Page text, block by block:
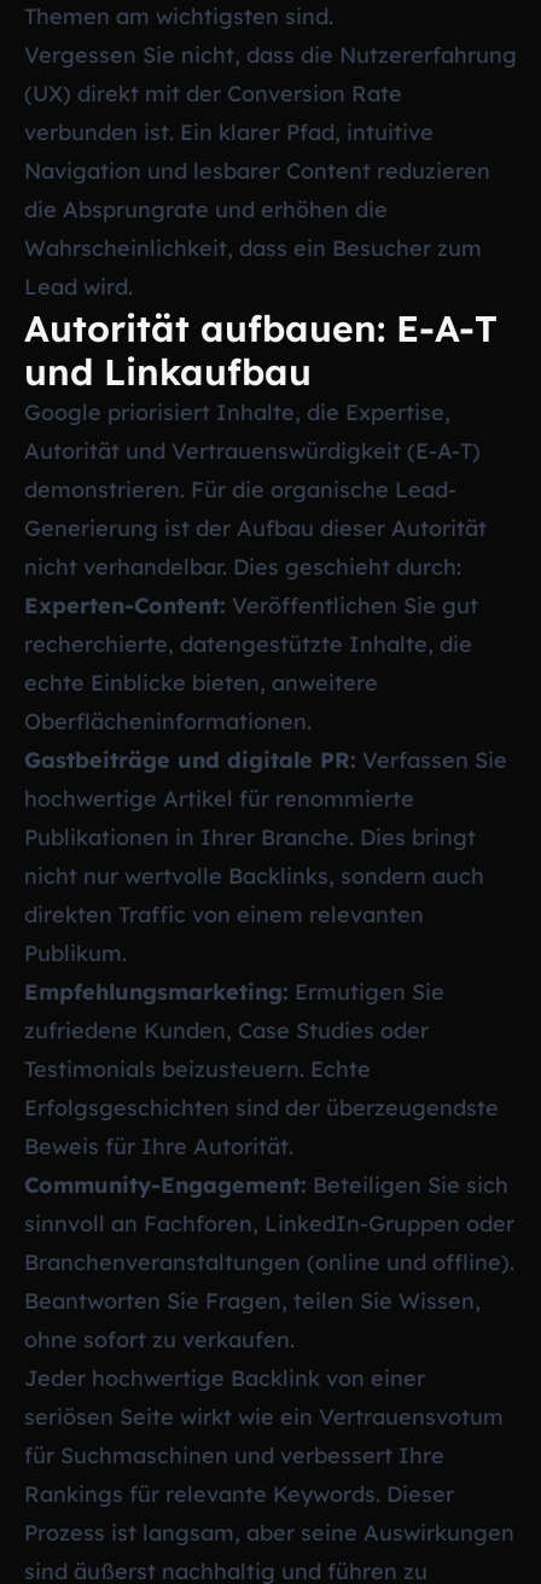
Themen am wichtigsten sind.
Vergessen Sie nicht, dass die Nutzererfahrung
(UX) direkt mit der Conversion Rate
verbunden ist. Ein klarer Pfad, intuitive
Navigation und lesbarer Content reduzieren
die Absprungrate und erhöhen die
Wahrscheinlichkeit, dass ein Besucher zum
Lead wird.
Autorität aufbauen: E-A-T
und Linkaufbau
Google priorisiert Inhalte, die Expertise,
Autorität und Vertrauenswürdigkeit (E-A-T)
demonstrieren. Für die organische Lead-
Generierung ist der Aufbau dieser Autorität
nicht verhandelbar. Dies geschieht durch:
Experten-Content: Veröffentlichen Sie gut
recherchierte, datengestützte Inhalte, die
echte Einblicke bieten, anweitere
Oberflächeninformationen.
Gastbeiträge und digitale PR: Verfassen Sie
hochwertige Artikel für renommierte
Publikationen in Ihrer Branche. Dies bringt
nicht nur wertvolle Backlinks, sondern auch
direkten Traffic von einem relevanten
Publikum.
Empfehlungsmarketing: Ermutigen Sie
zufriedene Kunden, Case Studies oder
Testimonials beizusteuern. Echte
Erfolgsgeschichten sind der überzeugendste
Beweis für Ihre Autorität.
Community-Engagement: Beteiligen Sie sich
sinnvoll an Fachforen, LinkedIn-Gruppen oder
Branchenveranstaltungen (online und offline).
Beantworten Sie Fragen, teilen Sie Wissen,
ohne sofort zu verkaufen.
Jeder hochwertige Backlink von einer
seriösen Seite wirkt wie ein Vertrauensvotum
für Suchmaschinen und verbessert Ihre
Rankings für relevante Keywords. Dieser
Prozess ist langsam, aber seine Auswirkungen
sind äußerst nachhaltig und führen zu